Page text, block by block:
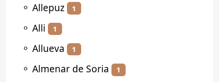
⚬ Allepuz 1
⚬ Alli 1
⚬ Allueva 1
⚬ Almenar de Soria 1